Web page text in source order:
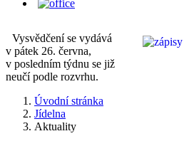
Vysvědčení se vydává
v pátek 26. června,
v posledním týdnu se již
neučí podle rozvrhu.
Úvodní stránka
Jídelna
Aktuality